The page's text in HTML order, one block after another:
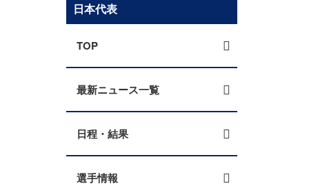
日本代表
TOP
最新ニュース一覧
日程・結果
選手情報